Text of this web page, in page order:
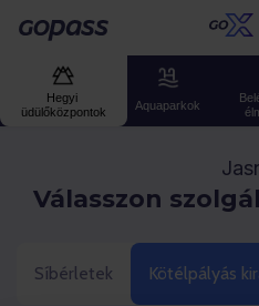
Gopass
Hegyi
üdülőközpontok
Aquaparkok
Válasszon
Síbérletek Kötélpályás